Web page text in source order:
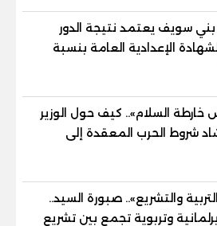
سويف يعتمد نتيجة الدور
الإعدادية العامة بنسبة
السلام».. كيف حول الوزير
شروط الحرب المعقدة إلى
للانسحاب والإعمار؟
والتشريع».. صبورة السيد..
وتربوية تجمع بين تشريع